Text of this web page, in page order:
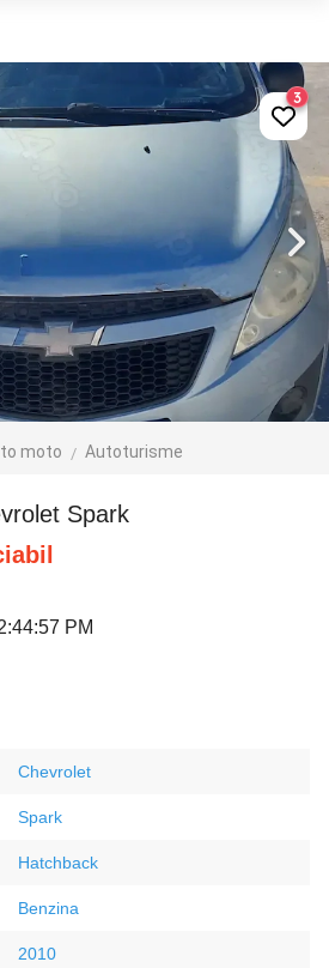
moto Autoturisme
3
Spark
PM
Chevrolet
Spark
Hatchback
Benzina
2010